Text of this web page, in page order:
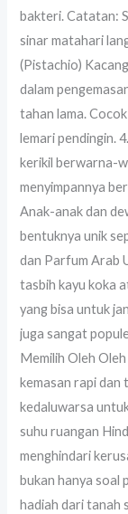
bakteri. Catatan:
sinar matahari
(Pistachio)
dalam
tahan lama.
lemari pendingin.
kerikil berwarna-
menyimpannya
Anak-anak dan
bentuknya unik
dan Parfum Arab
tasbih kayu koka
yang bisa untuk
juga sangat
Memilih Oleh
kemasan rapi
kedaluwarsa
suhu ruangan
menghindari
bukan hanya soal
hadiah dari tanah